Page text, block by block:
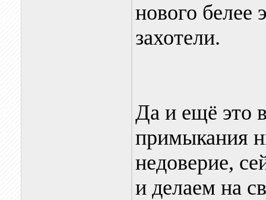
нового белее
захотели.
Да и ещё это
примыкания
недоверие,
и делаем на